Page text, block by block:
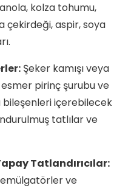
kolza tohumu,
çekirdeği, aspir, soya
Şeker kamışı veya
esmer pirinç şurubu ve
bileşenleri içerebilecek
tatlılar ve
Tatlandırıcılar:
emülgatörler ve